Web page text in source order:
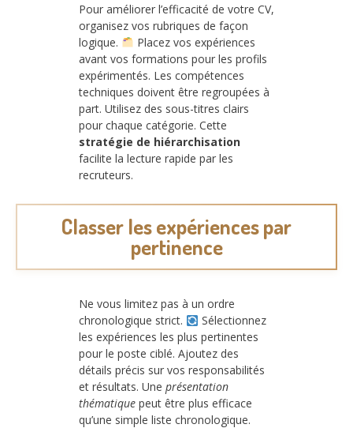
Pour améliorer l’efficacité de votre CV,
organisez vos rubriques de façon
logique.
Placez vos expériences
avant vos formations pour les profils
expérimentés. Les compétences
techniques doivent être regroupées à
part. Utilisez des sous-titres clairs
pour chaque catégorie. Cette
stratégie de hiérarchisation
facilite la lecture rapide par les
recruteurs.
Classer les expériences par
pertinence
Ne vous limitez pas à un ordre
chronologique strict.
Sélectionnez
les expériences les plus pertinentes
pour le poste ciblé. Ajoutez des
détails précis sur vos responsabilités
et résultats. Une présentation
thématique peut être plus efficace
qu’une simple liste chronologique.